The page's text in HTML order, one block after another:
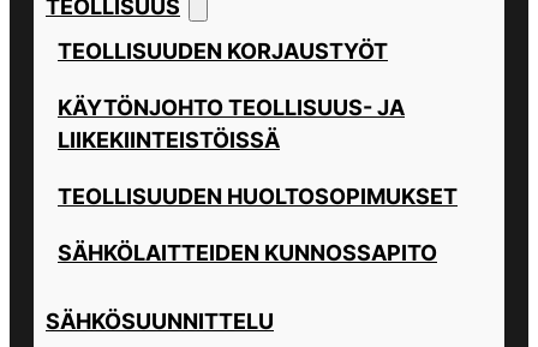
TEOLLISUUS
TEOLLISUUDEN KORJAUSTYÖT
KÄYTÖNJOHTO TEOLLISUUS- JA
LIIKEKIINTEISTÖISSÄ
TEOLLISUUDEN HUOLTOSOPIMUKSET
SÄHKÖLAITTEIDEN KUNNOSSAPITO
SÄHKÖSUUNNITTELU